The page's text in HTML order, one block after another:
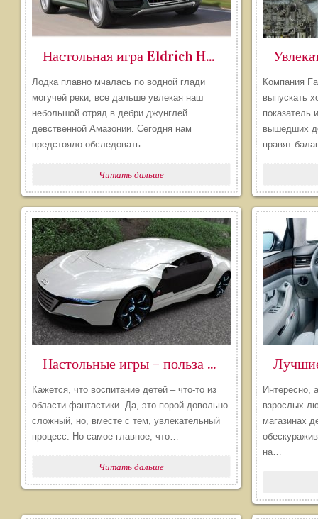
Настольная игра Eldrich Horror (Древний Ужас)
Лодка плавно мчалась по водной глади
могучей реки, все дальше увлекая наш
небольшой отряд в дебри джунглей
девственной Амазонии. Сегодня нам
предстояло обследовать…
Читать дальше
Компания
выпускать
показатель
вышедших
правят
​Настольные игры – польза или вред для ребенка?
Кажется, что воспитание детей – что-то из
области фантастики. Да, это порой довольно
сложный, но, вместе с тем, увлекательный
процесс. Но самое главное, что…
Читать дальше
Интересно,
взрослых
магазинах
на…